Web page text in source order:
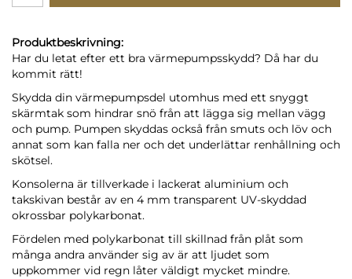
Produktbeskrivning:
Har du letat efter ett bra värmepumpsskydd? Då har du
kommit rätt!
Skydda din värmepumpsdel utomhus med ett snyggt
skärmtak som hindrar snö från att lägga sig mellan vägg
och pump. Pumpen skyddas också från smuts och löv och
annat som kan falla ner och det underlättar renhållning och
skötsel.
Konsolerna är tillverkade i lackerat aluminium och
takskivan består av en 4 mm transparent UV-skyddad
okrossbar polykarbonat.
Fördelen med polykarbonat till skillnad från plåt som
många andra använder sig av är att ljudet som
uppkommer vid regn låter väldigt mycket mindre.